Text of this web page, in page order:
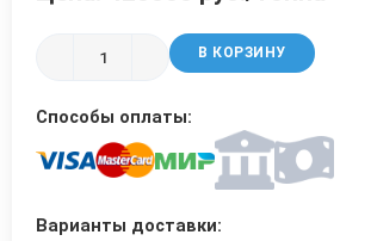
В КОРЗИНУ
Способы оплаты:
Варианты доставки:
Трубы в ВУС изоляции